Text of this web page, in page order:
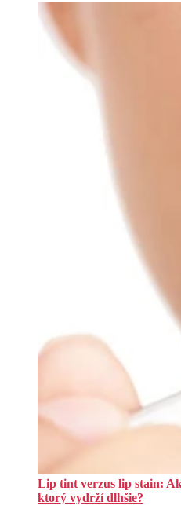
Lip tint verzus lip stain:
ktorý vydrží dlhšie?